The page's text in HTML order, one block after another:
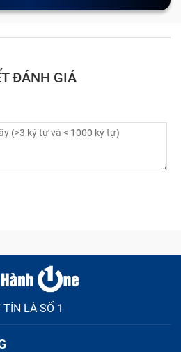
tông màu (loang, nhòe màu).
sọc, đốm màu, đốm sáng.
ĐÁNH GIÁ
TÍN LÀ SỐ 1